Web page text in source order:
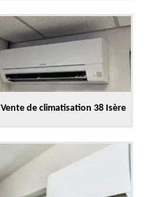
Vente de climatisation 38 Isère